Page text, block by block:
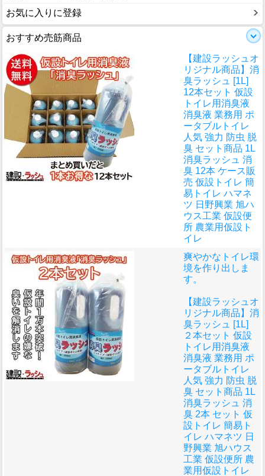
お気に入りに登録
おすすめ売筋商品
【建設ラッシュオ
リジナル商品】消
臭ラッシュ [1L]
12本セット 仮設
トイレ用消臭液
消臭液 業務用 ポ
ータブルトイレ
人気 強力 防虫 脱
臭 セット商品 1L
消臭ラッシュ 消
臭 12本 ケース販
売 仮設トイレ 簡
易トイレ ハマネ
ツ 日野興業 旭ハ
ウス工業 仮設便
所 農業用仮設ト
イレ
爽やかなトイレ環
境を作り出しま
す。
【建設ラッシュオ
リジナル商品】消
臭ラッシュ [1L]
２本セット 仮設
トイレ用消臭液
消臭液 業務用 ポ
ータブルトイレ
人気 強力 防虫 脱
臭 セット商品 1L
消臭ラッシュ 消
臭 2本 セット 仮
設トイレ 簡易ト
イレ ハマネツ 日
野興業 旭ハウス
工業 仮設便所 農
業用仮設トイレ